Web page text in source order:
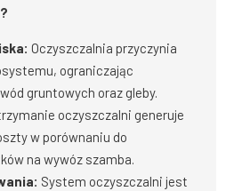
Oczyszczalnia przyczynia
ograniczając
gruntowych oraz gleby.
oczyszczalni generuje
w porównaniu do
na wywóz szamba.
System oczyszczalni jest